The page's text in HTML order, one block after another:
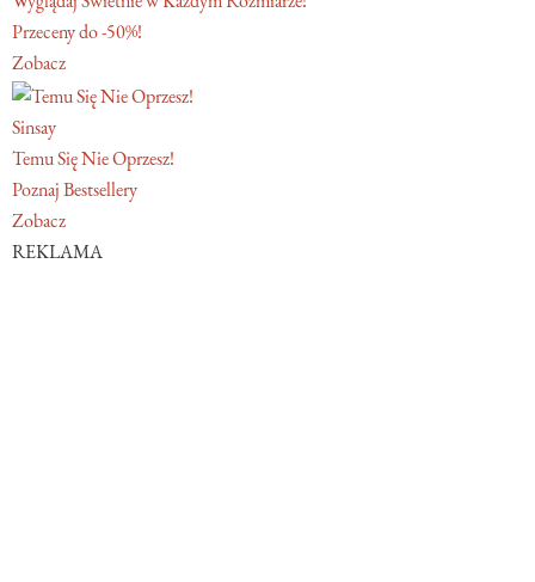
Przeceny do -50%!
Zobacz
Sinsay
Temu Się Nie Oprzesz!
Poznaj Bestsellery
Zobacz
REKLAMA